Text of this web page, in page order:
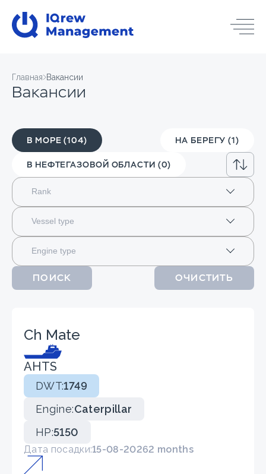
Главная Вакансии
Вакансии
В МОРЕ (104) НА БЕРЕГУ (1)
В НЕФТЕГАЗОВОЙ ОБЛАСТИ (0)
ПОИСК ОЧИСТИТЬ
Ch Mate
AHTS
DWT:1749
Engine:Caterpillar
HP:5150
Дата посадки:15-08-20262 months